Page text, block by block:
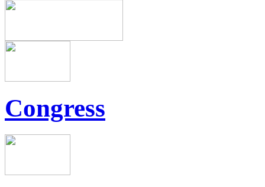
Congress